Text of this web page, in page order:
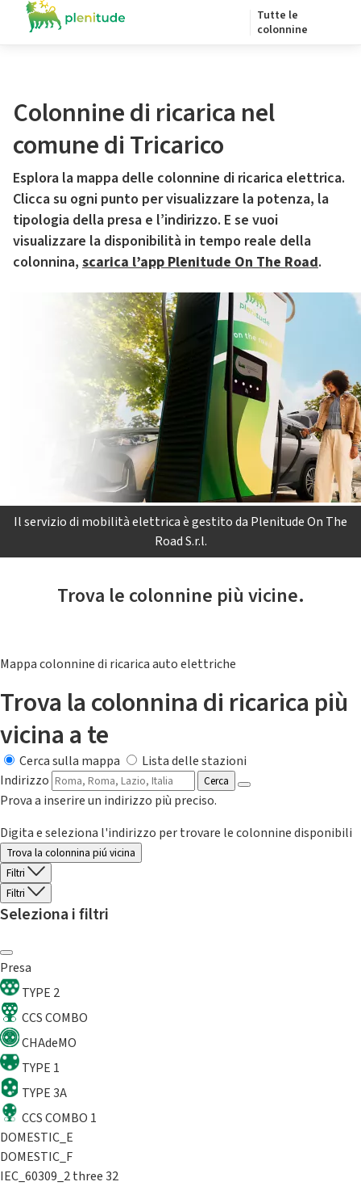
Tutte le
colonnine
Colonnine di ricarica nel
comune di Tricarico
Esplora la mappa delle colonnine di ricarica elettrica.
Clicca su ogni punto per visualizzare la potenza, la
tipologia della presa e l’indirizzo. E se vuoi
visualizzare la disponibilità in tempo reale della
colonnina, scarica l’app Plenitude On The Road.
Il servizio di mobilità elettrica è gestito da Plenitude On The
Road S.r.l.
Trova le colonnine più vicine.
Mappa colonnine di ricarica auto elettriche
Trova la colonnina di ricarica più
vicina a te
Cerca sulla mappa
Lista delle stazioni
Indirizzo
Cerca
Prova a inserire un indirizzo più preciso.
Digita e seleziona l'indirizzo per trovare le colonnine disponibili
Trova la colonnina piú vicina
Filtri
Filtri
Seleziona i filtri
Presa
TYPE 2
CCS COMBO
CHAdeMO
TYPE 1
TYPE 3A
CCS COMBO 1
DOMESTIC_E
DOMESTIC_F
IEC_60309_2 three 32